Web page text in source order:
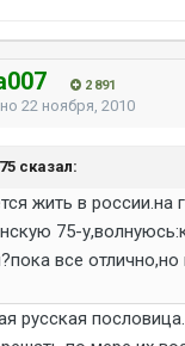
2 891
22 ноября, 2010
сказал:
жить в россии.на
75-
все
русская пословица.